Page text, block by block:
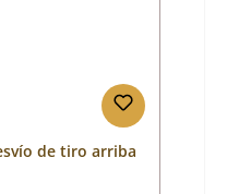
de tiro arriba